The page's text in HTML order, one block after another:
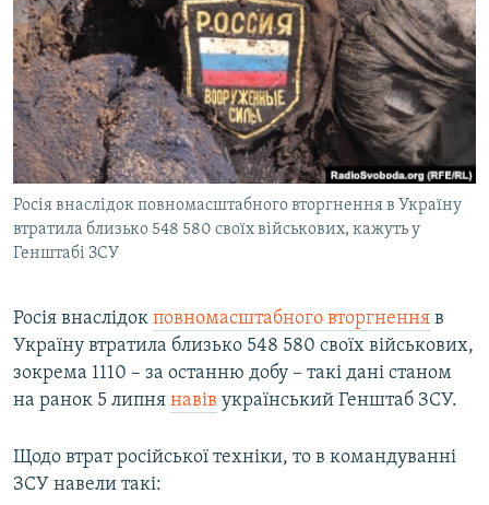
МУЛЬТИМЕДІА
ФОТО
СПЕЦПРОЄКТИ
ПОДКАСТИ
КРИМ РЕАЛІЇ
РУС
КТАТ
ДОЛУЧАЙСЯ!
Росія внаслідок повномасштабного вторгнення в Україну
втратила близько 548 580 своїх військових, кажуть у
Генштабі ЗСУ
Росія внаслідок повномасштабного вторгнення в
Україну втратила близько 548 580 своїх військових,
зокрема 1110 – за останню добу – такі дані станом
на ранок 5 липня навів український Генштаб ЗСУ.
Щодо втрат російської техніки, то в командуванні
ЗСУ навели такі: